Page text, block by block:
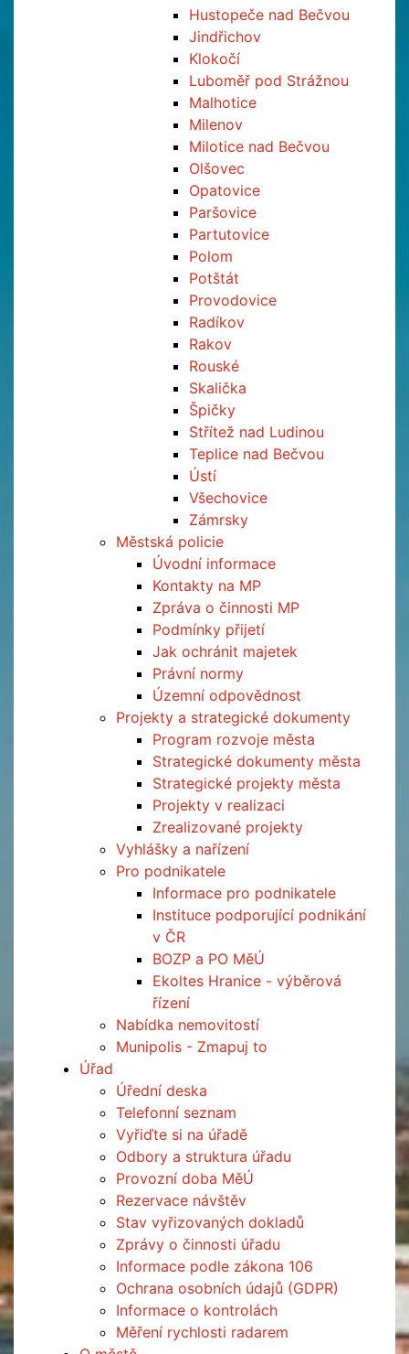
Hustopeče nad Bečvou
Jindřichov
Klokočí
Luboměř pod Strážnou
Malhotice
Milenov
Milotice nad Bečvou
Olšovec
Opatovice
Paršovice
Partutovice
Polom
Potštát
Provodovice
Radíkov
Rakov
Rouské
Skalička
Špičky
Střítež nad Ludinou
Teplice nad Bečvou
Ústí
Všechovice
Zámrsky
Městská policie
Úvodní informace
Kontakty na MP
Zpráva o činnosti MP
Podmínky přijetí
Jak ochránit majetek
Právní normy
Územní odpovědnost
Projekty a strategické dokumenty
Program rozvoje města
Strategické dokumenty města
Strategické projekty města
Projekty v realizaci
Zrealizované projekty
Vyhlášky a nařízení
Pro podnikatele
Informace pro podnikatele
Instituce podporující podnikání
v ČR
BOZP a PO MěÚ
Ekoltes Hranice - výběrová
řízení
Nabídka nemovitostí
Munipolis - Zmapuj to
Úřad
Úřední deska
Telefonní seznam
Vyřiďte si na úřadě
Odbory a struktura úřadu
Provozní doba MěÚ
Rezervace návštěv
Stav vyřizovaných dokladů
Zprávy o činnosti úřadu
Informace podle zákona 106
Ochrana osobních údajů (GDPR)
Informace o kontrolách
Měření rychlosti radarem